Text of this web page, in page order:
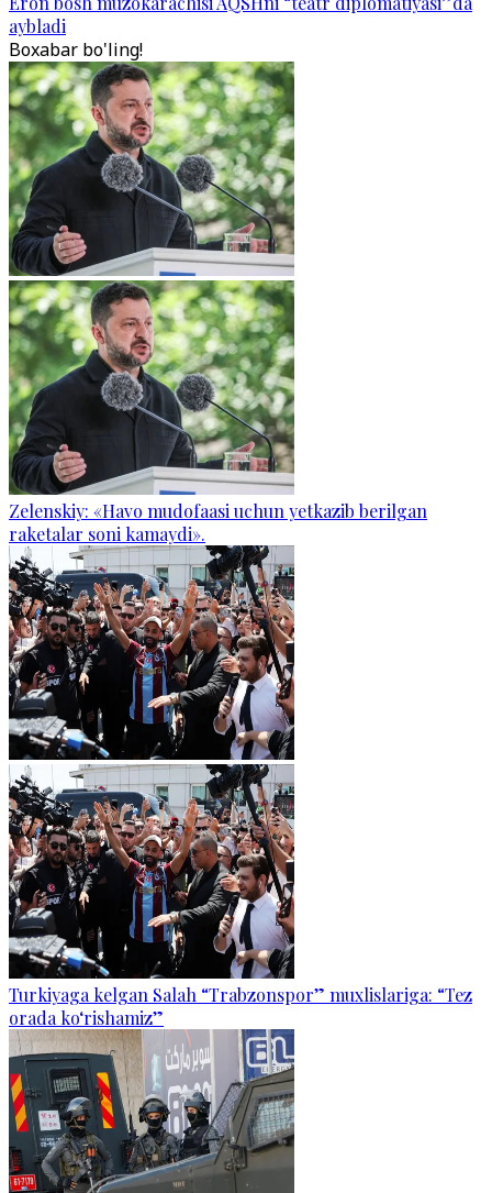
aybladi
Boxabar bo'ling!
Zelenskiy: «Havo mudofaasi uchun yetkazib berilgan
raketalar soni kamaydi».
Turkiyaga kelgan Salah “Trabzonspor” muxlislariga: “Tez
orada ko‘rishamiz”